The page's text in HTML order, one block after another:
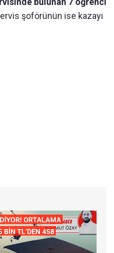
ervis şoförünün ise kazayı